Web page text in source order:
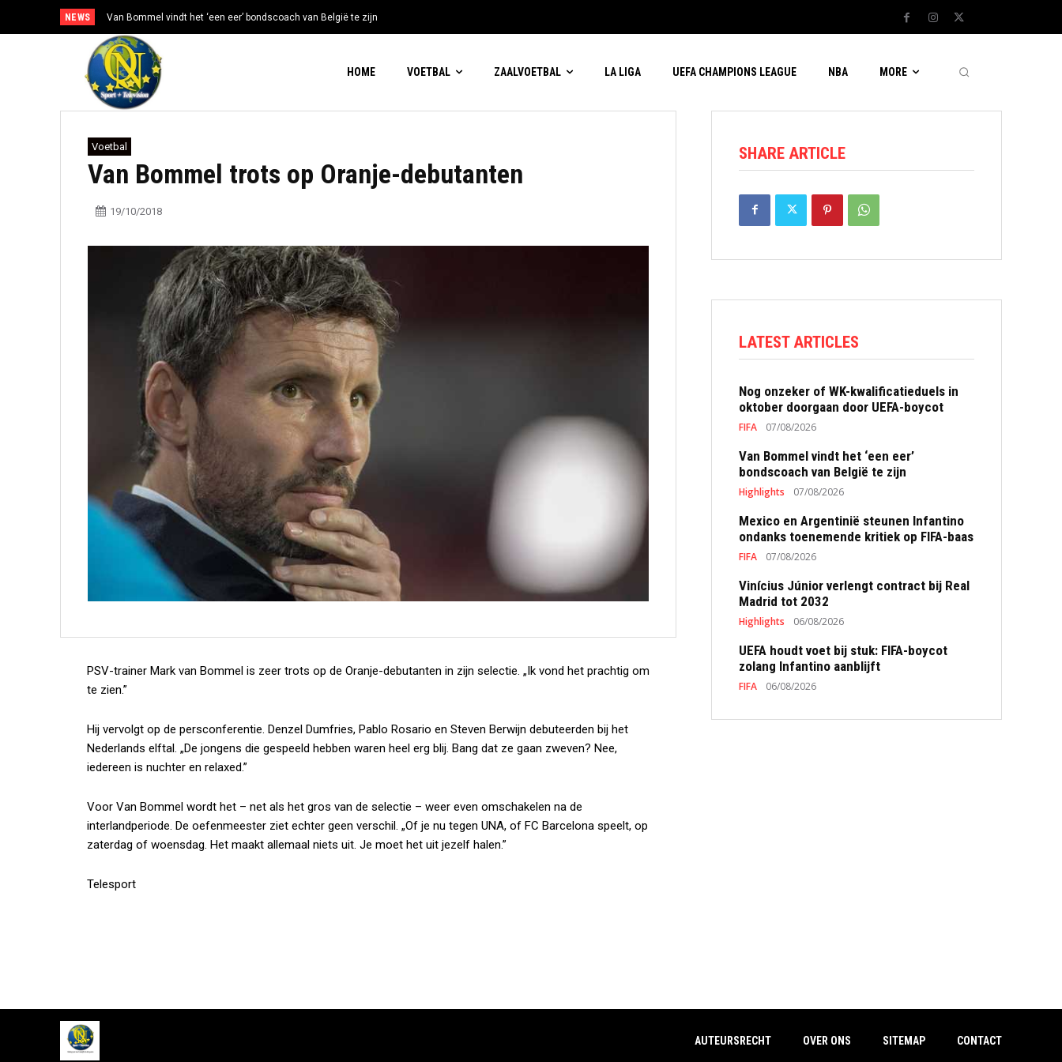
NEWS Van Bommel vindt het ‘een eer’ bondscoach van België te zijn
HOME VOETBAL ZAALVOETBAL LA LIGA UEFA CHAMPIONS LEAGUE NBA MORE
Voetbal
Van Bommel trots op Oranje-debutanten
19/10/2018
PSV-trainer Mark van Bommel is zeer trots op de Oranje-debutanten in zijn selectie. „Ik vond het prachtig om
te zien.”
Hij vervolgt op de persconferentie. Denzel Dumfries, Pablo Rosario en Steven Berwijn debuteerden bij het
Nederlands elftal. „De jongens die gespeeld hebben waren heel erg blij. Bang dat ze gaan zweven? Nee,
iedereen is nuchter en relaxed.”
Voor Van Bommel wordt het – net als het gros van de selectie – weer even omschakelen na de
interlandperiode. De oefenmeester ziet echter geen verschil. „Of je nu tegen UNA, of FC Barcelona speelt, op
zaterdag of woensdag. Het maakt allemaal niets uit. Je moet het uit jezelf halen.”
Telesport
SHARE ARTICLE
LATEST ARTICLES
Nog onzeker of WK-kwalificatieduels in
oktober doorgaan door UEFA-boycot
FIFA 07/08/2026
Van Bommel vindt het ‘een eer’
bondscoach van België te zijn
Highlights 07/08/2026
Mexico en Argentinië steunen Infantino
ondanks toenemende kritiek op FIFA-baas
FIFA 07/08/2026
Vinícius Júnior verlengt contract bij Real
Madrid tot 2032
Highlights 06/08/2026
UEFA houdt voet bij stuk: FIFA-boycot
zolang Infantino aanblijft
FIFA 06/08/2026
AUTEURSRECHT OVER ONS SITEMAP CONTACT